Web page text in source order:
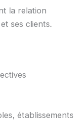
la relation
ses clients.
établissements